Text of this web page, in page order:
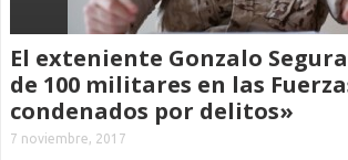
El exteniente Gonzalo
de 100 militares en las
condenados por delitos»
7 noviembre, 2017